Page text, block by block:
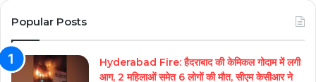
Popular Posts
Hyderabad Fire: हैदराबाद की केमिकल गोदाम में लगी
आग, 2 महिलाओं समेत 6 लोगों की मौत, सीएम केसीआर ने